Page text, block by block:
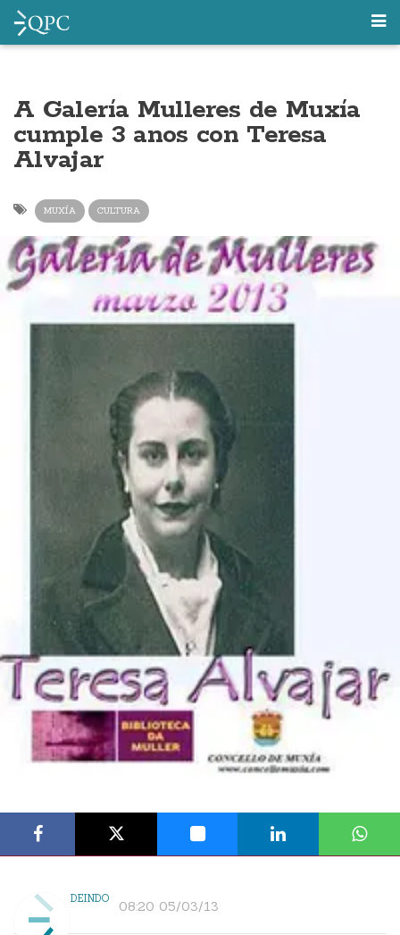
A Galería Mulleres de Muxía
cumple 3 anos con Teresa
Alvajar
MUXÍA CULTURA
DEINDO 08:20 05/03/13